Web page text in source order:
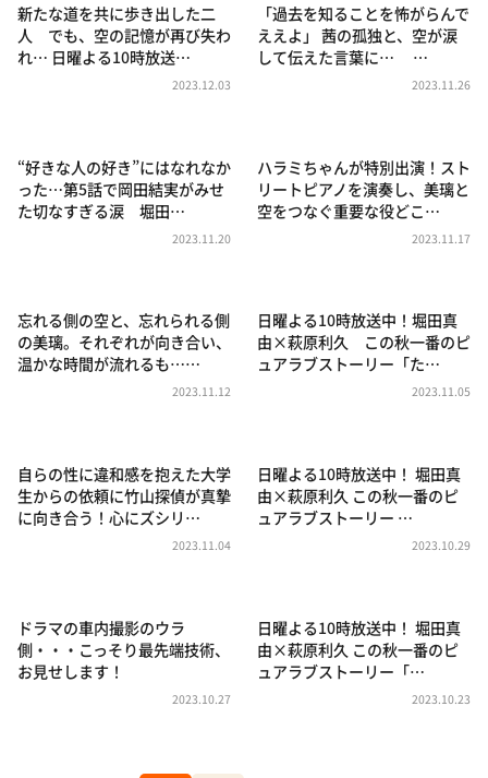
news おかえり
河合＆A.B.C-Z塚田×福井アナ「なんでやねん！？」
（news おかえり）
朝だ！生です旅サラダ
教えて！ニュースライブ 正義のミカタ
ポツンと一軒家
ザキ山小屋本館
新たな道を共に歩き出した二
人 でも、空の記憶が再び失わ
れ… 日曜よる10時放送…
2023.12.03
「過去を知ることを怖がらんで
ええよ」 茜の孤独と、空が涙
して伝えた言葉に… …
2023.11.26
“好きな人の好き”にはなれなか
った…第5話で岡田結実がみせ
た切なすぎる涙 堀田…
2023.11.20
ハラミちゃんが特別出演！スト
リートピアノを演奏し、美璃と
空をつなぐ重要な役どこ…
2023.11.17
忘れる側の空と、忘れられる側
の美璃。それぞれが向き合い、
温かな時間が流れるも……
2023.11.12
日曜よる10時放送中！堀田真
由×萩原利久 この秋一番のピ
ュアラブストーリー「た…
2023.11.05
自らの性に違和感を抱えた大学
生からの依頼に竹山探偵が真摯
に向き合う！心にズシリ…
2023.11.04
日曜よる10時放送中！ 堀田真
由×萩原利久 この秋一番のピ
ュアラブストーリー …
2023.10.29
ドラマの車内撮影のウラ
側・・・こっそり最先端技術、
お見せします！
2023.10.27
日曜よる10時放送中！ 堀田真
由×萩原利久 この秋一番のピ
ュアラブストーリー「…
2023.10.23